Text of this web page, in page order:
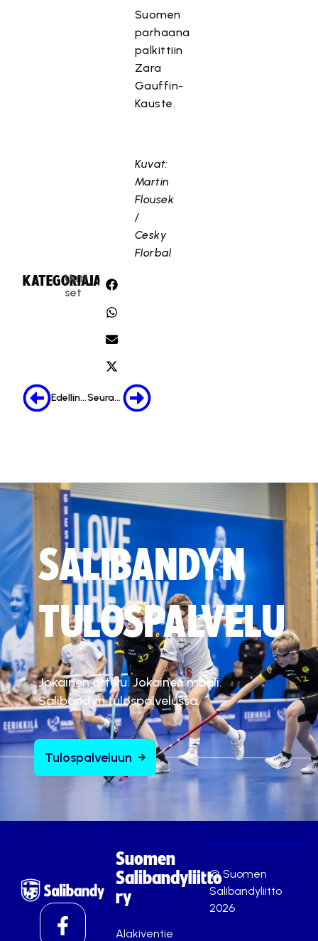
Suomen
parhaana
palkittiin
Zara
Gauffin-
Kauste.
Kuvat:
Martin
Flousek
/
Cesky
Florbal
KATEGORIA:
Uuti
set
JAA:
Edellinen Seuraava
SALIBANDYN
TULOSPALVELU
Jokainen ottelu. Jokainen maali.
Salibandyn tulospalvelussa.
Tulospalveluun
Suomen
Salibandyliitto
ry
Alakiventie
© Suomen
Salibandyliitto
2026